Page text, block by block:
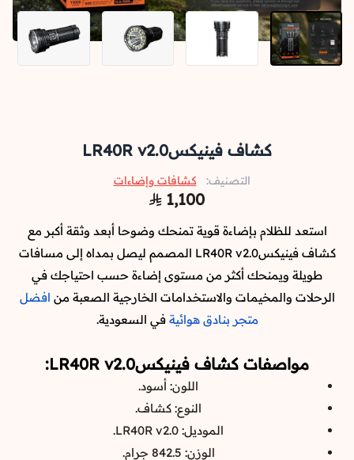
كشاف فينيكسLR40R v2.0
التصنيف: كشافات وإضاءات
1,100
استعد للظلام بإضاءة قوية تمنحك وضوحا أبعد وثقة أكبر مع
كشاف فينيكسLR40R v2.0 المصمم ليصل بمداه إلى مسافات
طويلة ويمنحك أكثر من مستوى إضاءة حسب احتياجك في
الرحلات والمخيمات والاستخدامات الخارجية الصعبة من افضل
متجر بنادق هوائية في السعودية.
مواصفات كشاف فينيكسLR40R v2.0:
اللون: أسود.
النوع: كشاف.
الموديل: LR40R v2.0.
الوزن: 842.5 جرام.